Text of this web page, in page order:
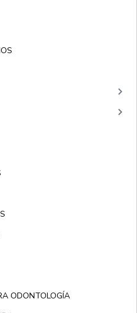
keyboard_arrow_right
keyboard_arrow_right
ODONTOLOGÍA